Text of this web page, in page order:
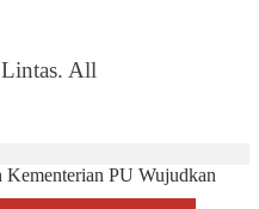
All
Kementerian PU Wujudkan